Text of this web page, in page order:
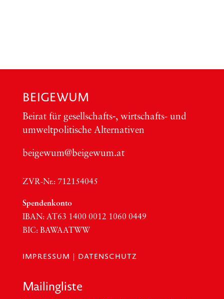
BEIGEWUM
Bei­rat für gesellschafts‑, wirt­schafts- und
umwelt­po­li­ti­sche Alter­na­ti­ven
beigewum@beigewum.at
ZVR-Nr.: 712154045
Spen­den­kon­to
IBAN: AT63 1400 0012 1060 0449
BIC: BAWAATWW
IMPRESSUM | DATENSCHUTZ
Mai­ling­lis­te